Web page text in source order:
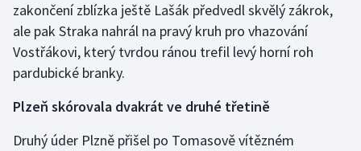
Judo
Krasobruslení
Lezení
Lyže a snowboard
zakončení zblízka ještě Lašák předvedl skvělý zákrok,
ale pak Straka nahrál na pravý kruh pro vhazování
Vostřákovi, který tvrdou ránou trefil levý horní roh
pardubické branky.
Plzeň skórovala dvakrát ve druhé třetině
Druhý úder Plzně přišel po Tomasově vítězném